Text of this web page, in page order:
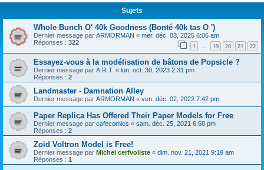
Sujets
Whole Bunch O' 40k Goodness (Bonté 40k tas O ')
Dernier message par ARMORMAN « mer. déc. 03, 2025 6:06 am
Réponses : 322 1 … 19 20 21 22
Essayez-vous à la modélisation de bâtons de Popsicle ?
Dernier message par A.R.T. « lun. oct. 30, 2023 2:31 pm
Réponses : 2
Landmaster - Damnation Alley
Dernier message par ARMORMAN « ven. déc. 02, 2022 7:42 pm
Paper Replica Has Offered Their Paper Models for Free
Dernier message par cafecomics « sam. déc. 25, 2021 6:58 pm
Réponses : 2
Zoid Voltron Model is Free!
Dernier message par Michel cerfvoliste « dim. nov. 21, 2021 9:19 am
Réponses : 1